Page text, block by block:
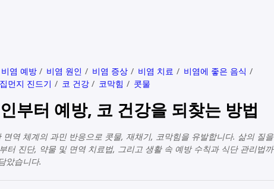
비염 예방 비염 원인 비염 증상 비염 치료
비염에 좋은 음식
집먼지 진드기 코 건강 코막힘 콧물
부터 예방, 코 건강을 되찾는 방법
역 체계의 과민 반응으로 콧물, 재채기, 코막힘을 유발합니다. 삶의 질을
터 진단, 약물 및 면역 치료법, 그리고 생활 속 예방 수칙과 식단 관리법까
았습니다.